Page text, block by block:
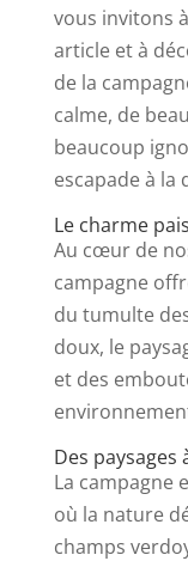
vous invitons
article et à
de la
calme, de
beaucoup
escapade à la
Le charme
Au cœur de
campagne
du tumulte
doux, le
et des
Des
La campagne
où la nature
champs